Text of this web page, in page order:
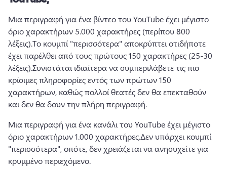
Μια περιγραφή για ένα βίντεο του YouTube έχει μέγιστο
όριο χαρακτήρων 5.000 χαρακτήρες (περίπου 800
λέξεις).Το κουμπί "περισσότερα" αποκρύπτει οτιδήποτε
έχει παρέλθει από τους πρώτους 150 χαρακτήρες (25-30
λέξεις).Συνιστάται ιδιαίτερα να συμπεριλάβετε τις πιο
κρίσιμες πληροφορίες εντός των πρώτων 150
χαρακτήρων, καθώς πολλοί θεατές δεν θα επεκταθούν
και δεν θα δουν την πλήρη περιγραφή.
Μια περιγραφή για ένα κανάλι του YouTube έχει μέγιστο
όριο χαρακτήρων 1.000 χαρακτήρες.Δεν υπάρχει κουμπί
"περισσότερα", οπότε, δεν χρειάζεται να ανησυχείτε για
κρυμμένο περιεχόμενο.